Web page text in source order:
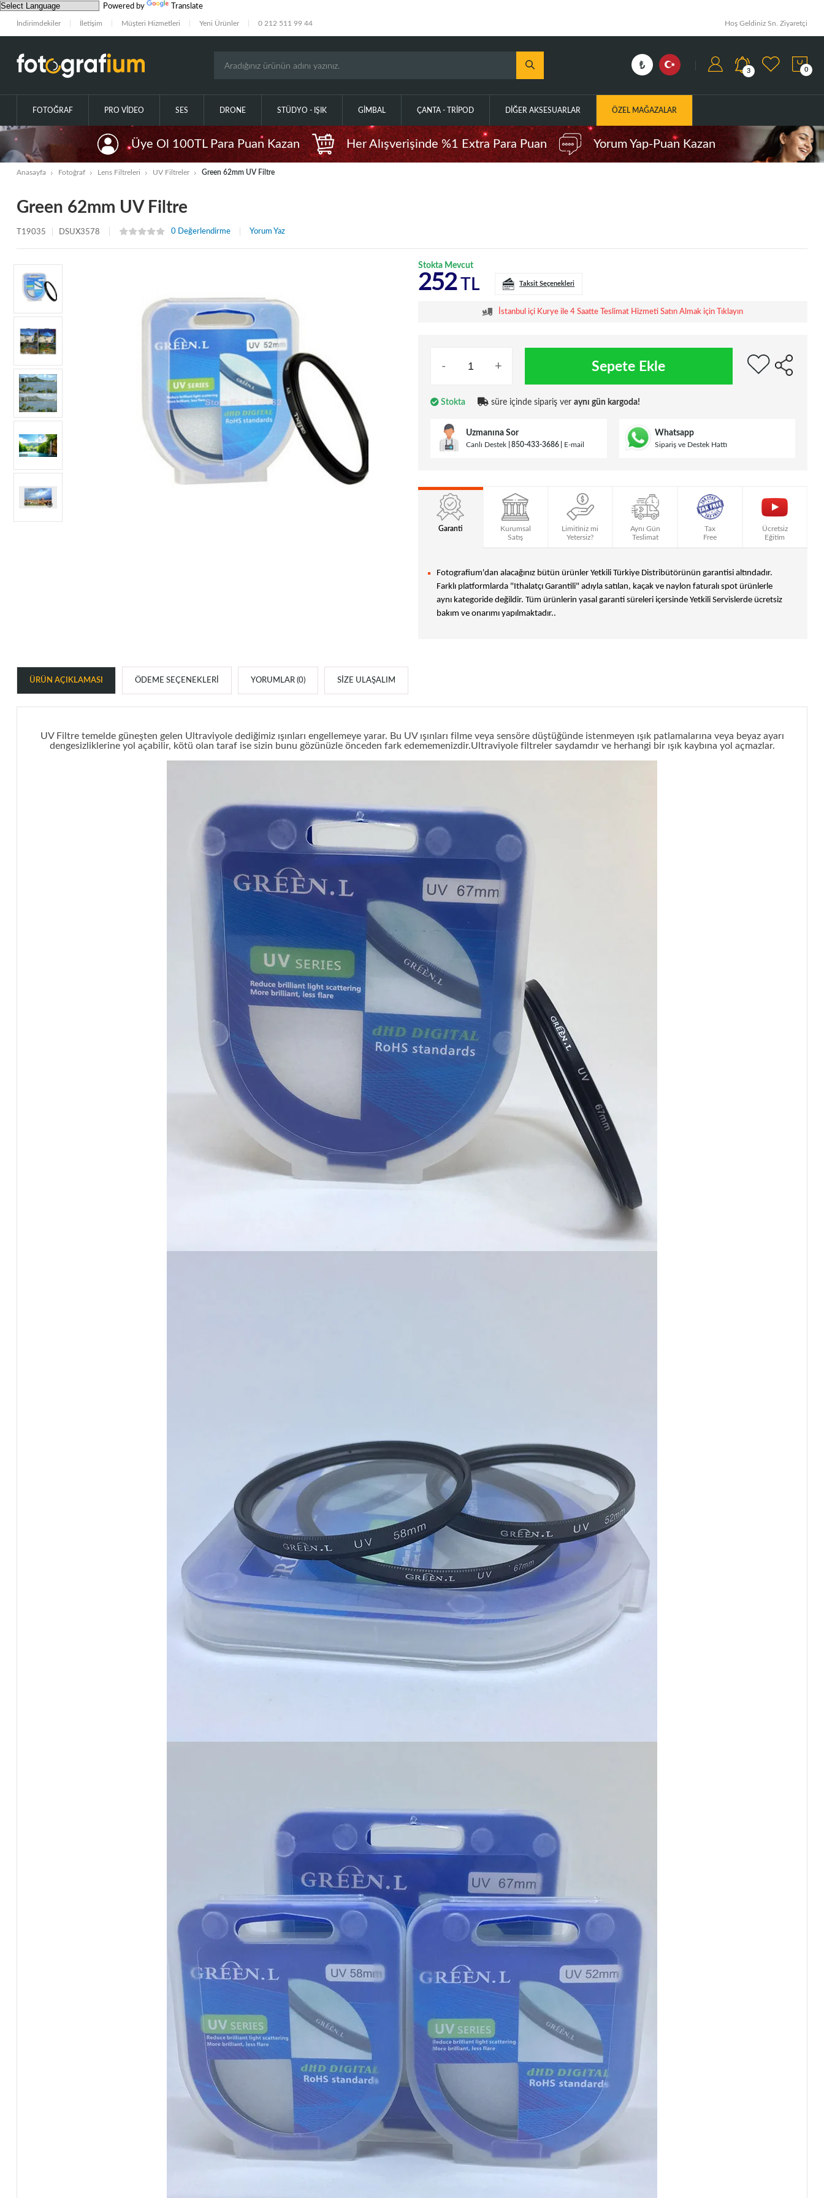
Powered by Translate
İndirimdekiler İletişim Müşteri Hizmetleri Yeni Ürünler 0 212 511 99 44 Hoş Geldiniz Sn. Ziyaretçi
3 0
FOTOĞRAF PRO VIDEO SES DRONE STÜDYO - IŞIK GIMBAL ÇANTA - TRIPOD DIĞER AKSESUARLAR ÖZEL MAĞAZALAR
Üye Ol 100TL Para Puan Kazan Her Alışverişinde %1 Extra Para Puan Yorum Yap-Puan Kazan
Anasayfa Fotoğraf Lens Filtreleri UV Filtreler Green 62mm UV Filtre
Green 62mm UV Filtre
T19035 DSUX3578 0 Değerlendirme Yorum Yaz
Stokta Mevcut
252TL Taksit Seçenekleri
İstanbul içi Kurye ile 4 Saatte Teslimat Hizmeti Satın Almak için Tıklayın
- + Sepete Ekle
Stokta süre içinde sipariş ver aynı gün kargoda!
Uzmanına Sor
Canlı Destek 850-433-3686 E-mail
Whatsapp
Sipariş ve Destek Hattı
Garanti
Kurumsal
Satış
Limitiniz mi
Yetersiz?
Aynı Gün
Teslimat
Tax
Free
Ücretsiz
Eğitim
Fotografium'dan alacağınız bütün ürünler Yetkili Türkiye Distribütörünün garantisi altındadır.
Farklı platformlarda "Ithalatçı Garantili" adıyla satılan, kaçak ve naylon faturalı spot ürünlerle
aynı kategoride değildir. Tüm ürünlerin yasal garanti süreleri içersinde Yetkili Servislerde ücretsiz
bakım ve onarımı yapılmaktadır..
ÜRÜN AÇIKLAMASI ÖDEME SEÇENEKLERI YORUMLAR (0) SIZE ULAŞALIM
UV Filtretemelde güneşten gelen Ultraviyole dediğimiz ışınları engellemeye yarar. Bu UV ışınları filme veya sensöre düştüğünde istenmeyen ışık patlamalarına veya beyaz ayarı
dengesizliklerine yol açabilir, kötü olan taraf ise sizin bunu gözünüzle önceden fark edememenizdir.Ultraviyole filtreler saydamdır ve herhangi bir ışık kaybına yol açmazlar.